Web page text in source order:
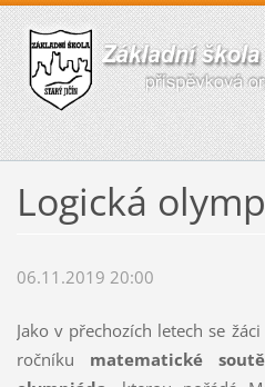
Logická
06.11.2019 20:00
Jako v přechozích letech se
ročníku matematické